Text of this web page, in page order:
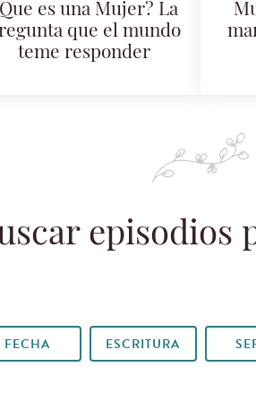
es una Mujer? La
que el mundo
teme responder
episodios
FECHA ESCRITURA